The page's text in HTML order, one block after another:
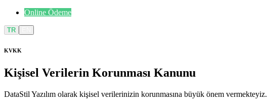
Online Ödeme
TR
KVKK
Kişisel Verilerin Korunması Kanunu
DataStil Yazılım olarak kişisel verilerinizin korunmasına büyük önem vermekteyiz.